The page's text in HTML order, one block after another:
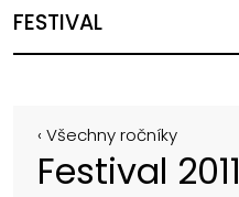
FESTIVAL
‹ Všechny ročníky
Festival 2011